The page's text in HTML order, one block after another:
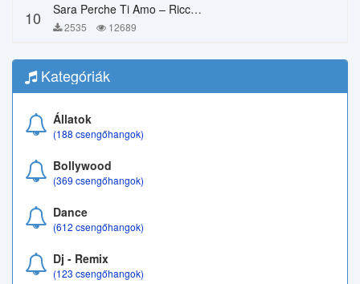
10 Sara Perche Ti Amo – Ricchi E Poveri
2535 12689
Kategóriák
Állatok
(188 csengőhangok)
Bollywood
(369 csengőhangok)
Dance
(612 csengőhangok)
Dj - Remix
(123 csengőhangok)